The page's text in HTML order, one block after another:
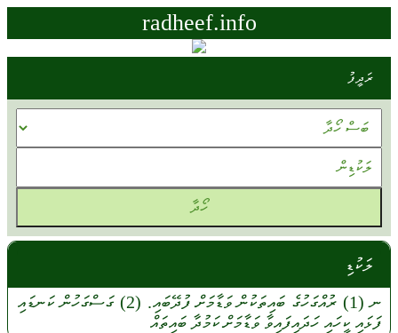
radheef.info
ރަދީފު
ލަކުޑި
ނ (1) ރުއްގަހުގެ ބައިތަކުންވަޑާމަށްފުދޭބައި. (2) ގަސްގަހުންކަނޑައި
ފަޅައި ކީހައިހަދައިފައިވާވަޑާމަށްކަމުދާ ބައިތައް